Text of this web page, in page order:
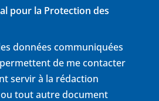
pour la Protection des
données communiquées
de me contacter
servir à la rédaction
tout autre document